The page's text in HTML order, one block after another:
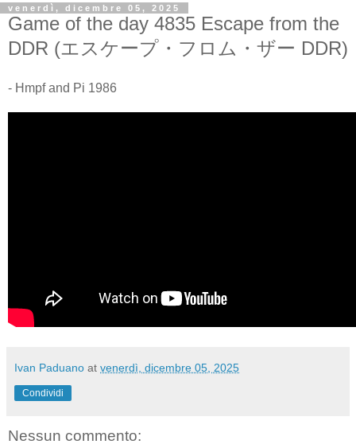
venerdì, dicembre 05, 2025
Game of the day 4835 Escape from the
DDR (エスケープ・フロム・ザー DDR)
- Hmpf and Pi 1986
Ivan Paduano at venerdì, dicembre 05, 2025
Condividi
Nessun commento: